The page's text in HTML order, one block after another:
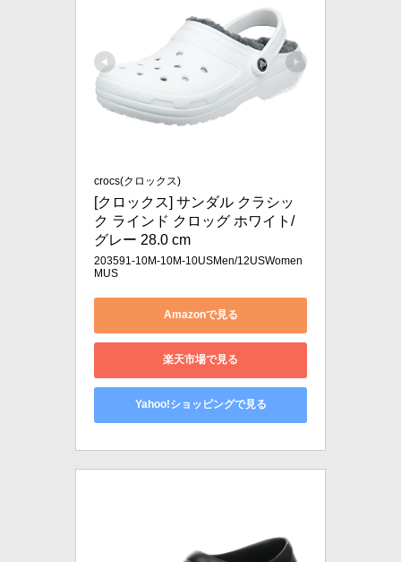
crocs(クロックス)
[クロックス] サンダル クラシッ
ク ラインド クロッグ ホワイト/
グレー 28.0 cm
203591-10M-10M-10USMen/12USWomen
MUS
Amazonで見る
楽天市場で見る
Yahoo!ショッピングで見る